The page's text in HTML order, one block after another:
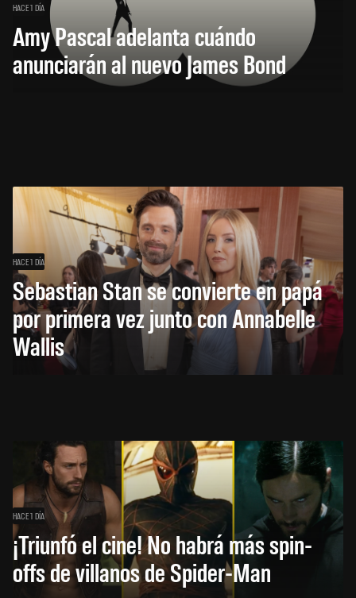
HACE 1 DÍA
Amy Pascal adelanta cuándo
anunciarán al nuevo James Bond
HACE 1 DÍA
Sebastian Stan se convierte en papá
por primera vez junto con Annabelle
Wallis
HACE 1 DÍA
¡Triunfó el cine! No habrá más spin-
offs de villanos de Spider-Man